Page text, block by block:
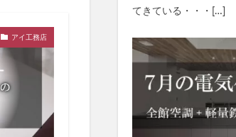
アイ工務店
てきている・・・[…]